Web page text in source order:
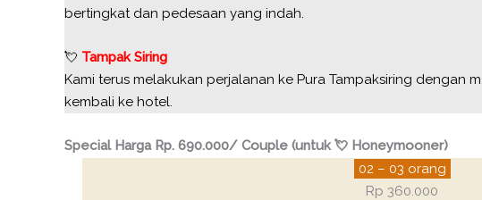
bertingkat dan pedesaan yang indah.
💘 Tampak Siring
Kami terus melakukan perjalanan ke Pura Tampaksiring dengan
kembali ke hotel.
Special Harga Rp. 690.000/ Couple (untuk 💘 Honeymooner)
02 – 03 orang
Rp 360.000